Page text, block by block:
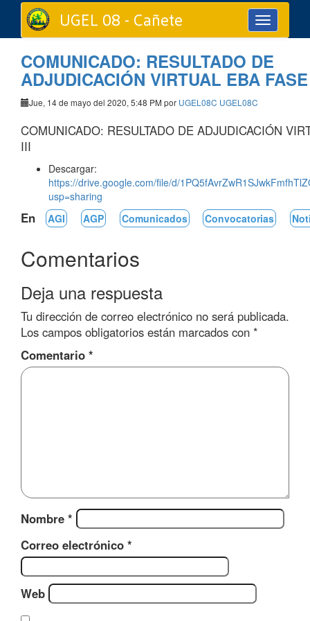
Toggle
navigation
UGEL 08 - Cañete
COMUNICADO: RESULTADO DE
ADJUDICACIÓN VIRTUAL EBA
Jue, 14 de mayo del 2020, 5:48 PM por UGEL08C UGEL08C
COMUNICADO: RESULTADO DE ADJUDICACIÓN
III
Descargar:
https://drive.google.com/file/d/
usp=sharing
En AGI AGP Comunicados Convocatorias
Comentarios
Deja una respuesta
Tu dirección de correo electrónico no será publicada.
Los campos obligatorios están marcados con *
Comentario *
Nombre *
Correo electrónico *
Web